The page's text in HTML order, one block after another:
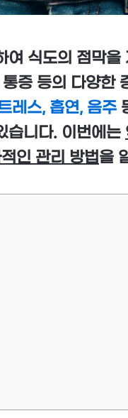
식도의 점막을
증 등의 다양한
레스, 흡연, 음주
습니다. 이번에는
인 관리 방법을